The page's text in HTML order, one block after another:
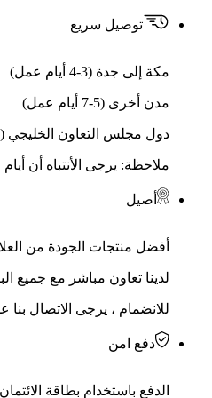
توصيل سريع
مكة إلى جدة (3-4 أيام عمل)
مدن أخرى (5-7 أيام عمل)
دول مجلس التعاون الخليجي (8-10 أيام عمل)
ملاحظة: يرجى الأنتباه أن
أصيل
أفضل منتجات الجودة من
لدينا تعاون مباشر مع جميع
للانضمام ، يرجى الاتصال بنا
دفع امن
الدفع باستخدام بطاقة